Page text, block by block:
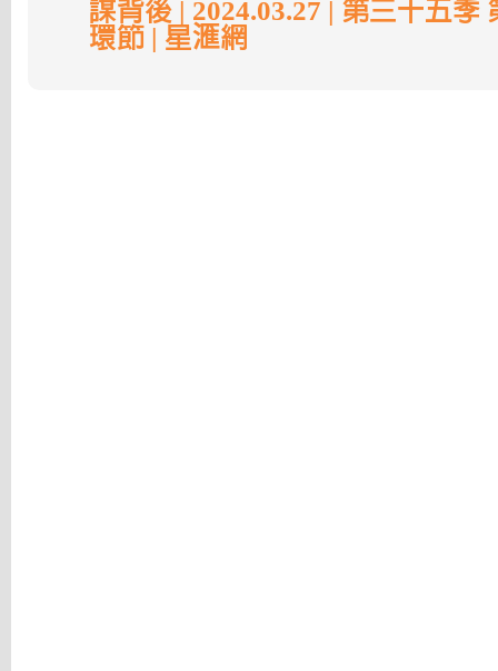
謀背後 | 2024.03.27 | 第三十五季
環節 | 星滙網